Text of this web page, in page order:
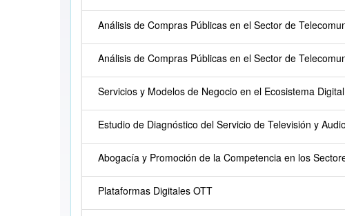
Análisis de Compras Públicas en el Sector de
Análisis de Compras Públicas en el Sector de
Servicios y Modelos de Negocio en el Ecosistema Digital
Estudio de Diagnóstico del Servicio de Televisión y
Abogacía y Promoción de la Competencia en los
Plataformas Digitales OTT